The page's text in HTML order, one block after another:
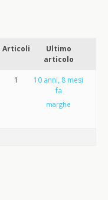
Articoli
Ultimo
articolo
1
10 anni, 8 mesi
fa
marghe